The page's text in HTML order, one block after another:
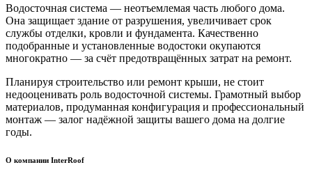
Водосточная система — неотъемлемая часть любого дома.
Она защищает здание от разрушения, увеличивает срок
службы отделки, кровли и фундамента. Качественно
подобранные и установленные водостоки окупаются
многократно — за счёт предотвращённых затрат на ремонт.
Планируя строительство или ремонт крыши, не стоит
недооценивать роль водосточной системы. Грамотный выбор
материалов, продуманная конфигурация и профессиональный
монтаж — залог надёжной защиты вашего дома на долгие
годы.
О компании InterRoof